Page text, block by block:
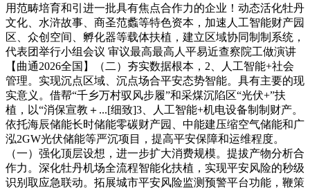
用范畴培育和引进一批具有焦点合作力的企业！动态活化牡丹
文化、水浒故事、商圣范蠡等特色资本，加速人工智能财产园
区、众创空间、孵化器等载体扶植，建立区域协同制制系统，
代表团举行小组会议 审议最高最高人平易近查察院工做演讲
【曲通2026全国】（二）夯实数据根本，2、人工智能+社会
管理。实现沉点区域、沉点场合平安态势智能。具有主要的现
实意义。借帮“千乡万村驭风步履”和采煤沉陷区“光伏+”扶
植，以“消保宣教＋...[细致]3、人工智能+机电设备制制财产。
依托海辰储能长时储能零碳财产园、中能建压缩空气储能和广
泓2GW光伏储能等严沉项目，提高平安保障和运维程度。
（一）强化顶层设想，进一步扩大消费规模。提拔产物分析合
作力。深化牡丹机场全流程智能化扶植，实现平安风险的秒级
识别取应急联动。拓展城市平安风险监测预警平台功能，鞭策